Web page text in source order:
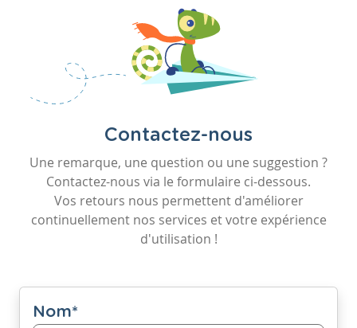
Contactez-nous
Une remarque, une question ou une suggestion ?
Contactez-nous via le formulaire ci-dessous.
Vos retours nous permettent d'améliorer
continuellement nos services et votre expérience
d'utilisation !
Nom*